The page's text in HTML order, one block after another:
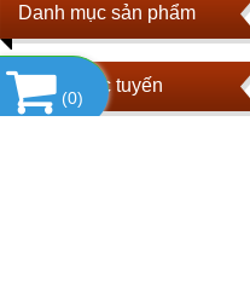
Danh mục sản phẩm
Hổ trợ trực tuyến
(0)